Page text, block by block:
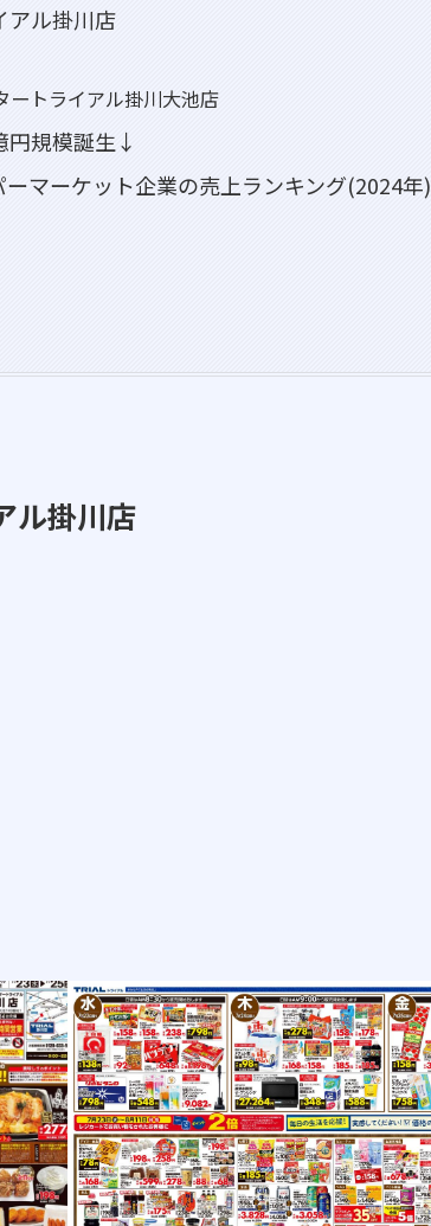
アル掛川店
ートライアル掛川大池店
円規模誕生↓
マーケット企業の売上ランキング(2024年)
ル掛川店